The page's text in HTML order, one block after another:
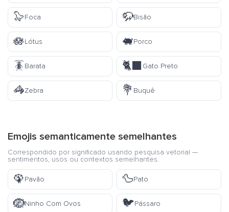
🦭Foca 🦬Bisão
🪷Lótus 🐖Porco
🪳Barata 🐈‍⬛ Gato Preto
🦓Zebra 💐 Buquê
Emojis semanticamente semelhantes
Correspondido por significado usando pesquisa vetorial —
sentimentos, usos ou contextos semelhantes.
🦚Pavão 🦆Pato
🪺Ninho Com Ovos 🐦Pássaro